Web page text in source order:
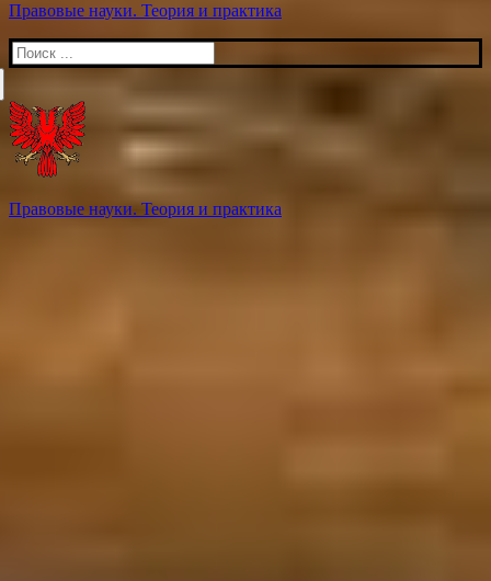
Правовые науки. Теория и практика
Искать:
Правовые науки. Теория и практика